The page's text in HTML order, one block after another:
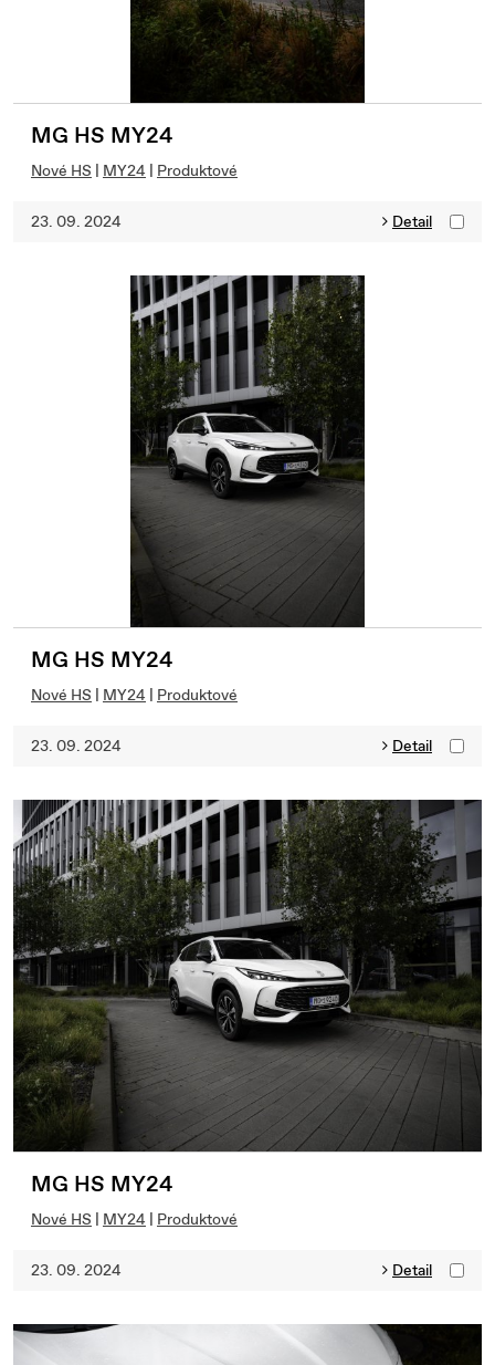
MG HS MY24
Nové HS | MY24 | Produktové
23. 09. 2024 Detail
MG HS MY24
Nové HS | MY24 | Produktové
23. 09. 2024 Detail
MG HS MY24
Nové HS | MY24 | Produktové
23. 09. 2024 Detail